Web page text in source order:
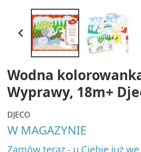

Wodna
Wyprawy, 18m+
DJECO
W MAGAZYNIE
Zamów teraz - u Ciebie już